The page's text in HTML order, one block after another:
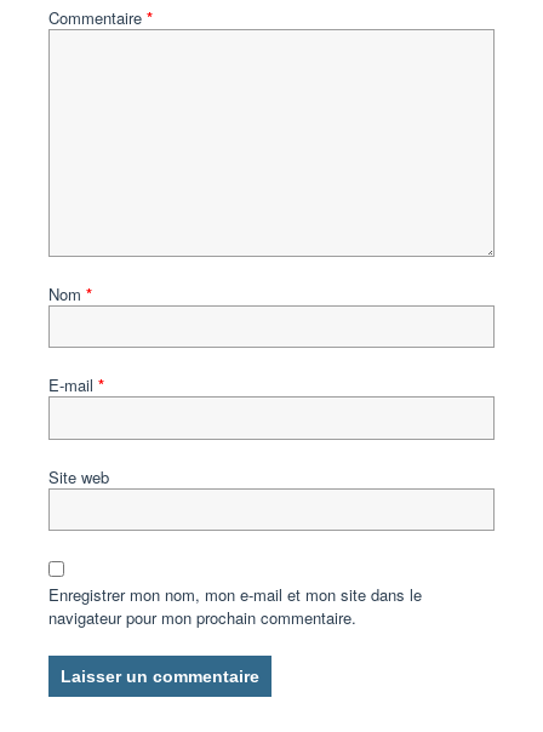
Commentaire *
Nom *
E-mail *
Site web
Enregistrer mon nom, mon e-mail et mon site dans le
navigateur pour mon prochain commentaire.